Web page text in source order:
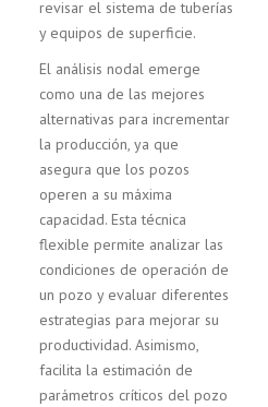
revisar el sistema de tuberías
y equipos de superficie.
El análisis nodal emerge
como una de las mejores
alternativas para incrementar
la producción, ya que
asegura que los pozos
operen a su máxima
capacidad. Esta técnica
flexible permite analizar las
condiciones de operación de
un pozo y evaluar diferentes
estrategias para mejorar su
productividad. Asimismo,
facilita la estimación de
parámetros críticos del pozo